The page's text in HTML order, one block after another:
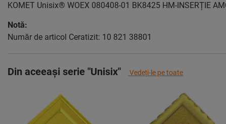
KOMET Unisix® WOEX 080408-01 BK8425 HM-INSERȚIE
Notă:
Număr de articol Ceratizit: 10 821 38801
Din aceeași serie "Unisix" Vedeţi-le pe toate